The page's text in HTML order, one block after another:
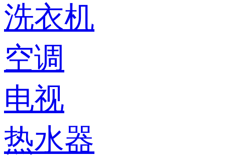
洗衣机
空调
电视
热水器